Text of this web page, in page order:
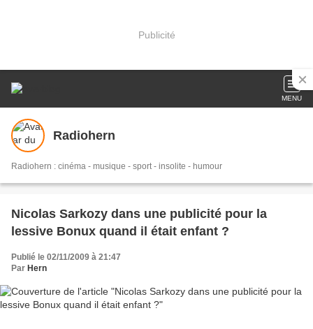
Publicité
MENU
Radiohern
Radiohern : cinéma - musique - sport - insolite - humour
Nicolas Sarkozy dans une publicité pour la
lessive Bonux quand il était enfant ?
Publié le 02/11/2009 à 21:47
Par Hern